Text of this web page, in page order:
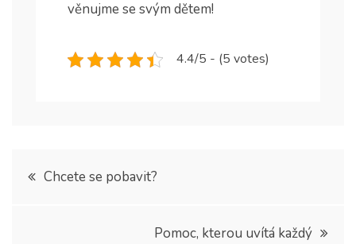
věnujme se svým dětem!
4.4/5 - (5 votes)
Navigace
Chcete se pobavit?
Pomoc, kterou uvítá každý